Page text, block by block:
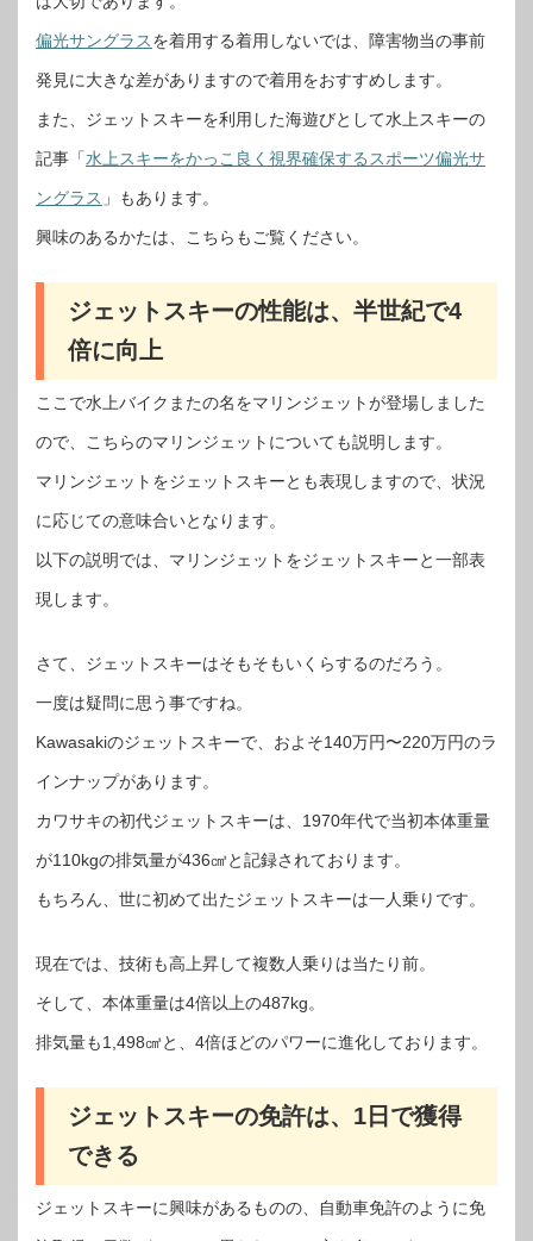
偏光サングラスを着用する着用しないでは、障害物当の事前
発見に大きな差がありますので着用をおすすめします。
また、ジェットスキーを利用した海遊びとして水上スキーの
記事「水上スキーをかっこ良く視界確保するスポーツ偏光サ
ングラス 」もあります。
興味のあるかたは、こちらもご覧ください。
ジェットスキーの性能は、半世紀で4
倍に向上
ここで水上バイクまたの名をマリンジェットが登場しました
ので、こちらのマリンジェットについても説明します。
マリンジェットをジェットスキーとも表現しますので、状況
に応じての意味合いとなります。
以下の説明では、マリンジェットをジェットスキーと一部表
現します。
さて、ジェットスキーはそもそもいくらするのだろう。
一度は疑問に思う事ですね。
Kawasakiのジェットスキーで、およそ140万円〜220万円のラ
インナップがあります。
カワサキの初代ジェットスキーは、1970年代で当初本体重量
が110kgの排気量が436㎤と記録されております。
もちろん、世に初めて出たジェットスキーは一人乗りです。
現在では、技術も高上昇して複数人乗りは当たり前。
そして、本体重量は4倍以上の487kg。
排気量も1,498㎤と、4倍ほどのパワーに進化しております。
ジェットスキーの免許は、1日で獲得
できる
ジェットスキーに興味があるものの、自動車免許のように免